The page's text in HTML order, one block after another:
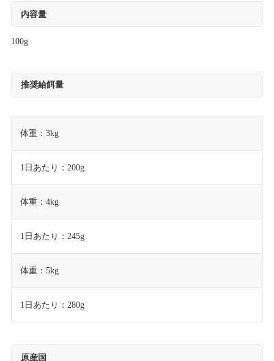
内容量
100g
推奨給餌量
体重：3kg
1日あたり：200g
体重：4kg
1日あたり：245g
体重：5kg
1日あたり：280g
原産国